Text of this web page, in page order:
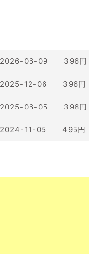
2026-06-09 396円
2025-12-06 396円
2025-06-05 396円
2024-11-05 495円